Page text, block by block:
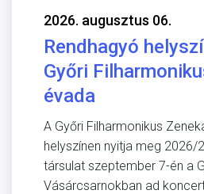
2026. augusztus 06.
Rendhagyó
Győri
évada
A Győri Filharmonikus
helyszínen nyitja meg 2026/
társulat szeptember 7-én a
Vásárcsarnokban ad